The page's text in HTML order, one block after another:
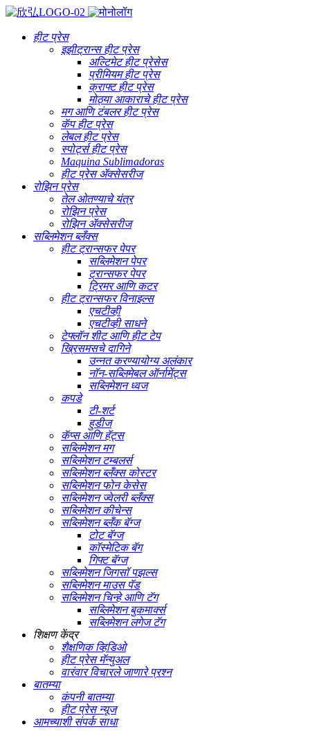
हीट प्रेस
इझीट्रान्स हीट प्रेस
अल्टिमेट हीट प्रेसेस
प्रीमियम हीट प्रेस
क्राफ्ट हीट प्रेस
मोठ्या आकाराचे हीट प्रेस
मग आणि टंबलर हीट प्रेस
कॅप हीट प्रेस
लेबल हीट प्रेस
स्पोर्ट्स हीट प्रेस
Maquina Sublimadoras
हीट प्रेस ॲक्सेसरीज
रोझिन प्रेस
तेल ओतण्याचे यंत्र
रोझिन प्रेस
रोझिन ॲक्सेसरीज
सब्लिमेशन ब्लँक्स
हीट ट्रान्सफर पेपर
सब्लिमेशन पेपर
ट्रान्सफर पेपर
ट्रिमर आणि कटर
हीट ट्रान्सफर विनाइल्स
एचटीव्ही
एचटीव्ही साधने
टेफ्लॉन शीट आणि हीट टेप
ख्रिसमसचे दागिने
उन्नत करण्यायोग्य अलंकार
नॉन-सब्लिमेबल ऑर्नामेंट्स
सब्लिमेशन ध्वज
कपडे
टी-शर्ट
हुडीज
कॅप्स आणि हॅट्स
सब्लिमेशन मग
सब्लिमेशन टम्बलर्स
सब्लिमेशन ब्लँक्स कोस्टर
सब्लिमेशन फोन केसेस
सब्लिमेशन ज्वेलरी ब्लँक्स
सब्लिमेशन कीचेन्स
सब्लिमेशन ब्लँक बॅग्ज
टोट बॅग्ज
कॉस्मेटिक बॅग
गिफ्ट बॅग्ज
सब्लिमेशन जिगसॉ पझल्स
सब्लिमेशन माउस पॅड
सब्लिमेशन चिन्हे आणि टॅग
सब्लिमेशन बुकमार्क्स
सब्लिमेशन लगेज टॅग
शिक्षण केंद्र
शैक्षणिक व्हिडिओ
हीट प्रेस मॅन्युअल
वारंवार विचारले जाणारे प्रश्न
बातम्या
कंपनी बातम्या
हीट प्रेस न्यूज
आमच्याशी संपर्क साधा